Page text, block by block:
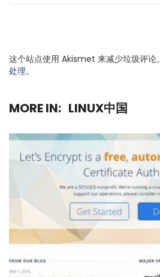
这个站点使用 Akismet 来减少垃圾评论。
处理。
MORE IN: LINUX中国